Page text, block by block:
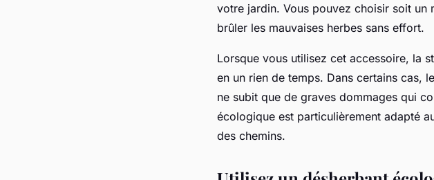
votre jardin. Vous pouvez choisir soit
brûler les mauvaises herbes sans effort.
Lorsque vous utilisez cet accessoire, la
en un rien de temps. Dans certains cas,
ne subit que de graves dommages qui
écologique est particulièrement adapté
des chemins.